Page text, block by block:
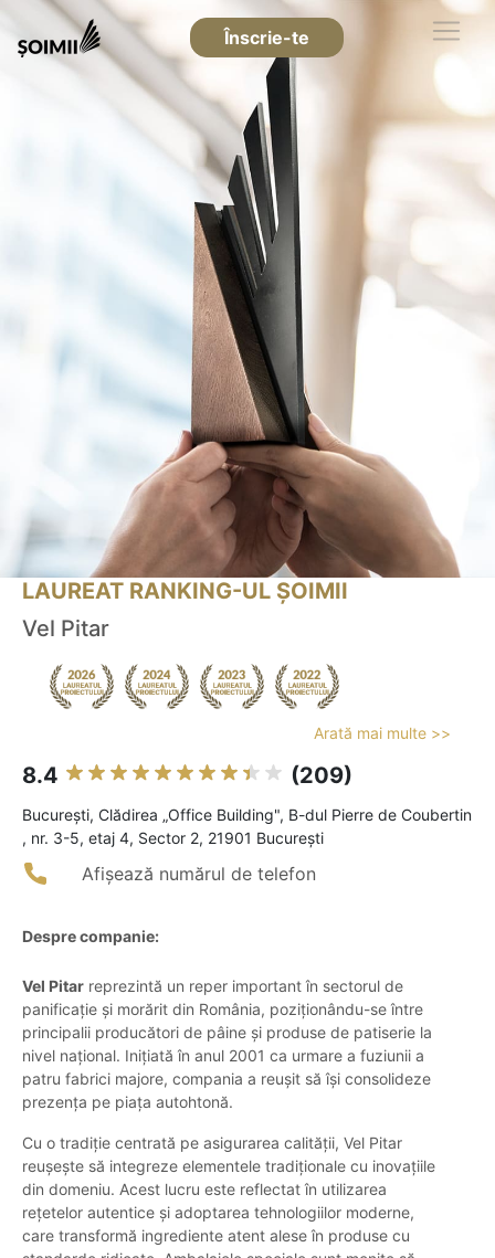
Înscrie-te
LAUREAT RANKING-UL ȘOIMII
Vel Pitar
Arată mai multe >>
8.4 (209)
Bucureşti, Clădirea „Office Building", B-dul Pierre de Coubertin​
, nr. 3-5, etaj 4, Sector 2, 21901 București
Afișează numărul de telefon
Despre companie:
Vel Pitar reprezintă un reper important în sectorul de
panificație și morărit din România, poziționându-se între
principalii producători de pâine și produse de patiserie la
nivel național. Inițiată în anul 2001 ca urmare a fuziunii a
patru fabrici majore, compania a reușit să își consolideze
prezența pe piața autohtonă.
Cu o tradiție centrată pe asigurarea calității, Vel Pitar
reușește să integreze elementele tradiționale cu inovațiile
din domeniu. Acest lucru este reflectat în utilizarea
rețetelor autentice și adoptarea tehnologiilor moderne,
care transformă ingrediente atent alese în produse cu